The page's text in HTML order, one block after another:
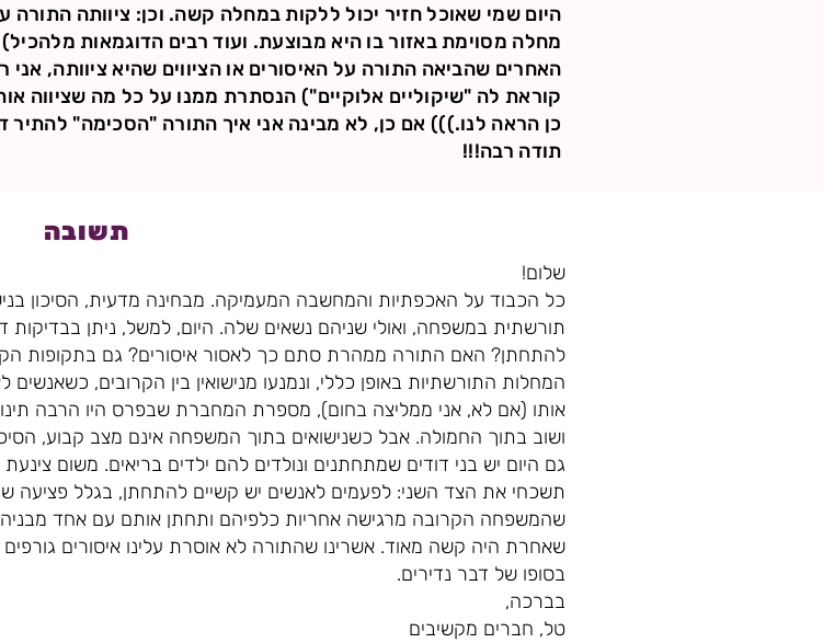
היום שמי שאוכל חזיר יכול ללקות במחלה קשה. וכן: ציוותה
מחלה מסוימת באזור בו היא מבוצעת. ועוד רבים הדוגמאות
האחרים שהביאה התורה על האיסורים או הציווים שהיא ציוותה,
קוראת לה "שיקוליים אלוקיים") הנסתרת ממנו על כל מה שציווה
כן הראה לנו.))) אם כן, לא מבינה אני איך התורה "הסכימה" להתיר
תודה רבה!!!
תשובה
שלום!
כל הכבוד על האכפתיות והמחשבה המעמיקה. מבחינה מדעית, הסיכון
תורשתית במשפחה, ואולי שניהם נשאים שלה. היום, למשל, ניתן
להתחתן? האם התורה ממהרת סתם כך לאסור איסורים? גם בתקופות
המחלות התורשתיות באופן כללי, ונמנעו מנישואין בין הקרובים,
אותו (אם לא, אני ממליצה בחום), מספרת המחברת שבפרס היו הרבה
ושוב בתוך החמולה. אבל כשנישואים בתוך המשפחה אינם מצב קבוע,
גם היום יש בני דודים שמתחתנים ונולדים להם ילדים בריאים. משום
תשכחי את הצד השני: לפעמים לאנשים יש קשיים להתחתן, בגלל פציעה
שהמשפחה הקרובה מרגישה אחריות כלפיהם ותחתן אותם עם אחד
שאחרת היה קשה מאוד. אשרינו שהתורה לא אוסרת עלינו איסורים
בסופו של דבר נדירים.
בברכה,
טל, חברים מקשיבים